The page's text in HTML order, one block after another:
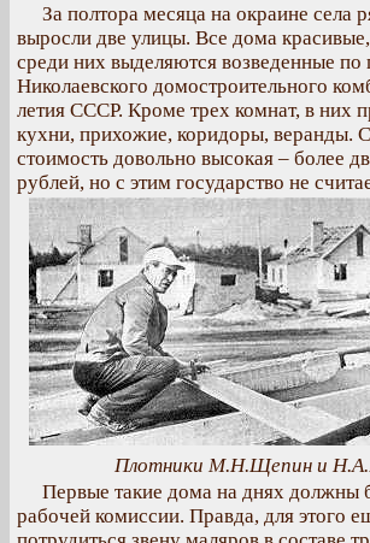
За полтора месяца на окраине села
выросли две улицы. Все дома
среди них выделяются возведенные по
Николаевского домостроительного
летия СССР. Кроме трех комнат, в них
кухни, прихожие, коридоры, веранды.
стоимость довольно высокая – более
рублей, но с этим государство не
Плотники М.Н.Щепин и
Первые такие дома на днях должны
рабочей комиссии. Правда, для этого